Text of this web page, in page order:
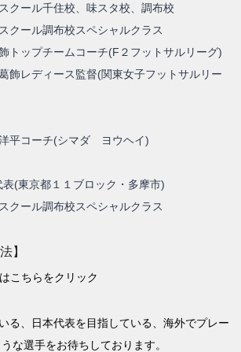
クール千住校、味スタ校、調布校
クール調布校スペシャルクラス
トップチームコーチ(F２フットサルリーグ)
飾レディース監督(関東女子フットサルリー
平コーチ(シマダ ヨウヘイ)
(東京都１１ブロック・多摩市)
クール調布校スペシャルクラス
】
こちらをクリック
る、日本代表を目指している、海外でプレー
な選手をお待ちしております。